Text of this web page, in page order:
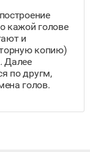
кажой голове
и
копию)
Далее
по другм,
голов.